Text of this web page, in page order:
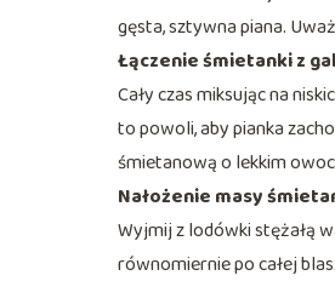
gęsta, sztywna piana.
Łączenie śmietanki z
Cały czas miksując na
to powoli, aby pianka
śmietanową o lekkim
Nałożenie masy
Wyjmij z lodówki stężałą
równomiernie po całej